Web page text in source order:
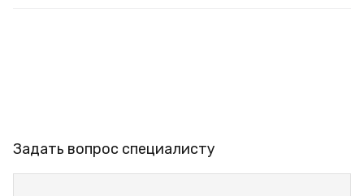
Задать вопрос специалисту